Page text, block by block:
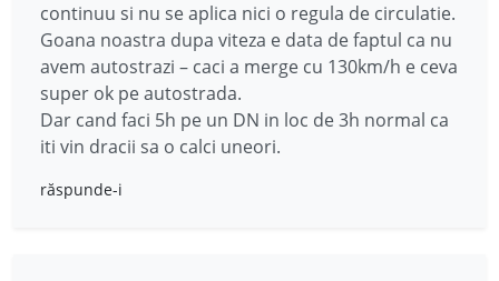
continuu si nu se aplica nici o regula de circulatie.
Goana noastra dupa viteza e data de faptul ca nu
avem autostrazi – caci a merge cu 130km/h e ceva
super ok pe autostrada.
Dar cand faci 5h pe un DN in loc de 3h normal ca
iti vin dracii sa o calci uneori.
răspunde-i